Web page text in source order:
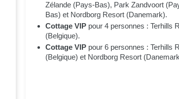
Zélande (Pays-Bas), Park Zandvoort
Bas) et Nordborg Resort (Danemark).
Cottage VIPpour 4 personnes : Terhills
(Belgique).
Cottage VIPpour 6 personnes : Terhills
(Belgique) et Nordborg Resort